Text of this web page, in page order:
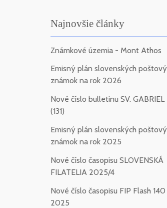
Najnovšie články
Známkové územia - Mont Athos
Emisný plán slovenských
známok na rok 2026
Nové číslo bulletinu SV. GABRIEL
(131)
Emisný plán slovenských
známok na rok 2025
Nové číslo časopisu SLOVENSKÁ
FILATELIA 2025/4
Nové číslo časopisu FIP Flash
2025